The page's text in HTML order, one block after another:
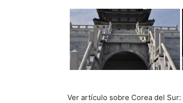
Ver artículo sobre Corea del Sur: